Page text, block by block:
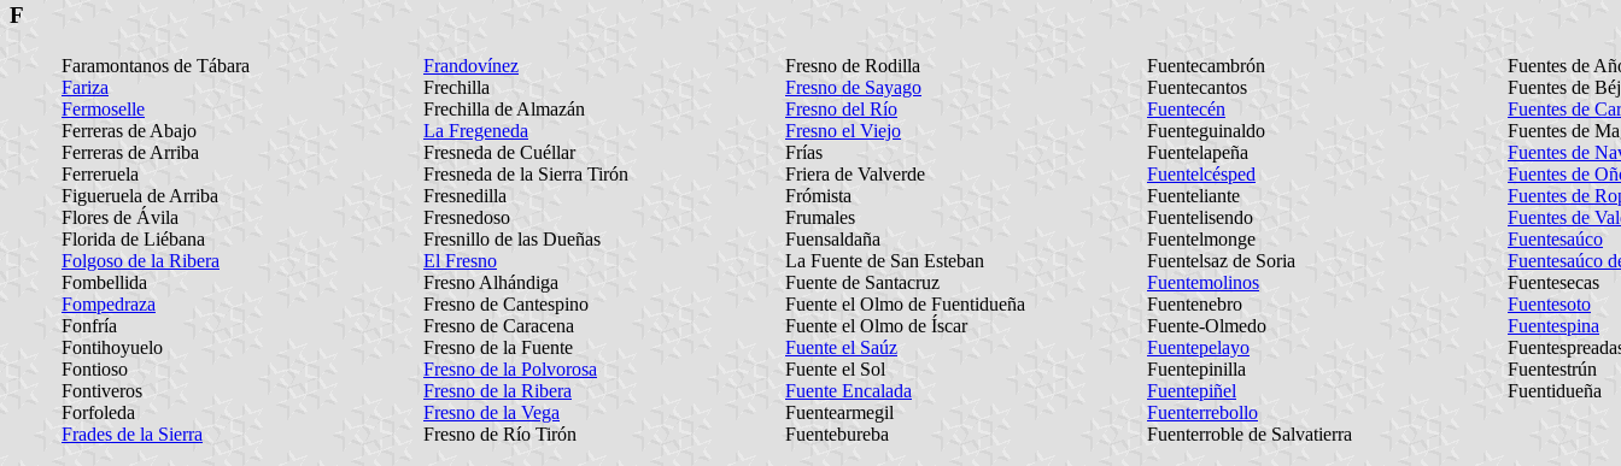
F
Faramontanos de Tábara
Fariza
Fermoselle
Ferreras de Abajo
Ferreras de Arriba
Ferreruela
Figueruela de Arriba
Flores de Ávila
Florida de Liébana
Folgoso de la Ribera
Fombellida
Fompedraza
Fonfría
Fontihoyuelo
Fontioso
Fontiveros
Forfoleda
Frades de la Sierra
Frandovínez
Frechilla
Frechilla de Almazán
La Fregeneda
Fresneda de Cuéllar
Fresneda de la Sierra Tirón
Fresnedilla
Fresnedoso
Fresnillo de las Dueñas
El Fresno
Fresno Alhándiga
Fresno de Cantespino
Fresno de Caracena
Fresno de la Fuente
Fresno de la Polvorosa
Fresno de la Ribera
Fresno de la Vega
Fresno de Río Tirón
Fresno de Rodilla
Fresno de Sayago
Fresno del Río
Fresno el Viejo
Frías
Friera de Valverde
Frómista
Frumales
Fuensaldaña
La Fuente de San Esteban
Fuente de Santacruz
Fuente el Olmo de Fuentidueña
Fuente el Olmo de Íscar
Fuente el Saúz
Fuente el Sol
Fuente Encalada
Fuentearmegil
Fuentebureba
Fuentecambrón
Fuentecantos
Fuentecén
Fuenteguinaldo
Fuentelapeña
Fuentelcésped
Fuenteliante
Fuentelisendo
Fuentelmonge
Fuentelsaz de Soria
Fuentemolinos
Fuentenebro
Fuente-Olmedo
Fuentepelayo
Fuentepinilla
Fuentepiñel
Fuenterrebollo
Fuenterroble de Salvatierra
Fuentes de
Fuentes de
Fuentes de
Fuentes de
Fuentes de
Fuentes de
Fuentes de
Fuentes de
Fuentesaúco
Fuentesaúco
Fuentesecas
Fuentesoto
Fuentespina
Fuentestrún
Fuentidueña